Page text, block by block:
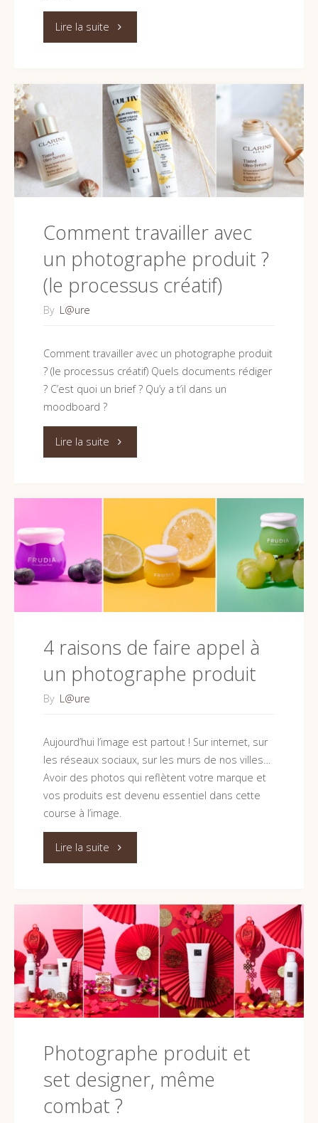
Lire la suite "Comment
déroule
un
shooting
photo
Comment travailler avec
un photographe produit ?
(le processus créatif)
By L@ure
Comment travailler avec un photographe produit
? (le processus créatif) Quels documents rédiger
? C’est quoi un brief ? Qu’y a t’il dans un
moodboard ?
Lire la suite "Comment
avec
un
photographe
(le
processus
4 raisons de faire appel à
un photographe produit
By L@ure
Aujourd’hui l’image est partout ! Sur internet, sur
les réseaux sociaux, sur les murs de nos villes…
Avoir des photos qui reflètent votre marque et
vos produits est devenu essentiel dans cette
course à l’image.
Lire la suite "4
de
faire
appel
à
photographe
produit"
Photographe produit et
set designer, même
combat ?